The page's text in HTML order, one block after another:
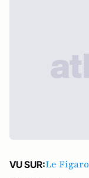
VU SUR:Le Figaro